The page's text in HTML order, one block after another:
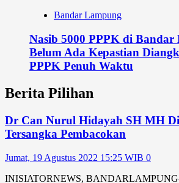
Bandar Lampung
Nasib 5000 PPPK di Bandar
Belum Ada Kepastian
PPPK Penuh Waktu
Berita Pilihan
Dr Can Nurul Hidayah SH MH
Tersangka Pembacokan
Jumat, 19 Agustus 2022 15:25 WIB 0
INISIATORNEWS,